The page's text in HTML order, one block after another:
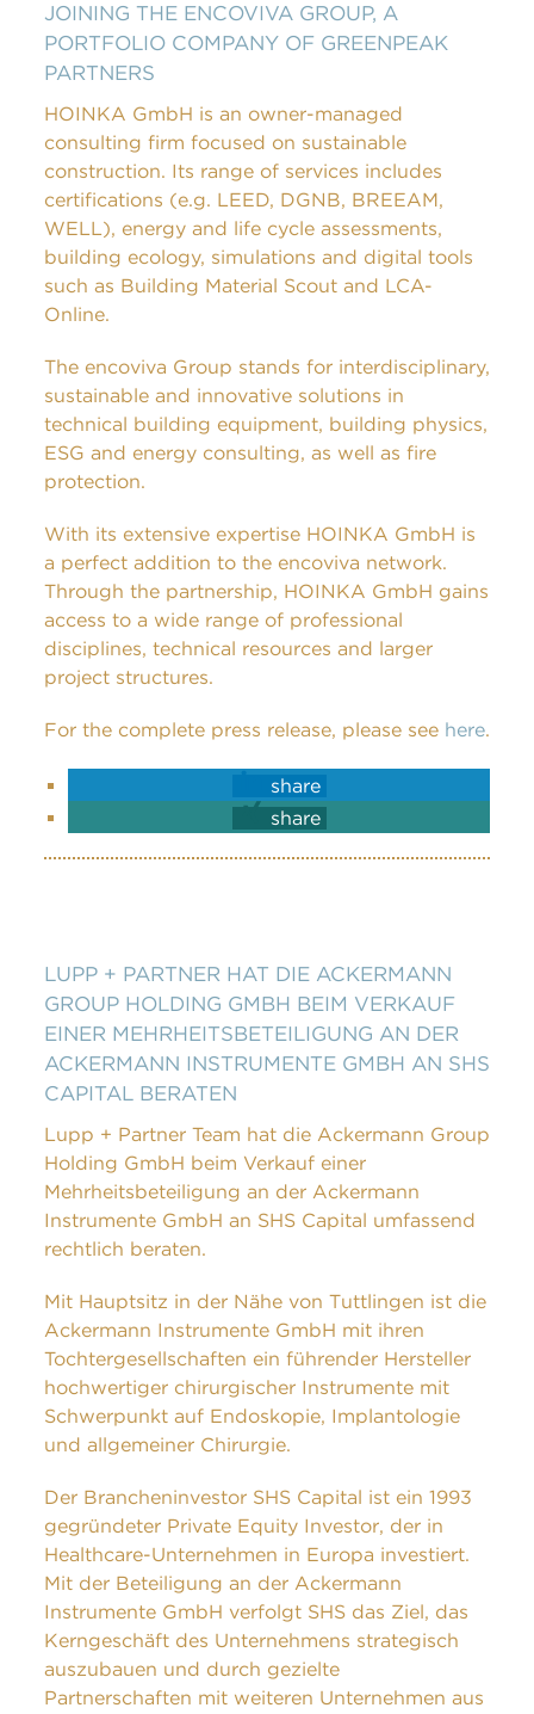
JOINING THE ENCOVIVA GROUP, A
PORTFOLIO COMPANY OF GREENPEAK
PARTNERS
HOINKA GmbH is an owner-managed
consulting firm focused on sustainable
construction. Its range of services includes
certifications (e.g. LEED, DGNB, BREEAM,
WELL), energy and life cycle assessments,
building ecology, simulations and digital tools
such as Building Material Scout and LCA-
Online.
The encoviva Group stands for interdisciplinary,
sustainable and innovative solutions in
technical building equipment, building physics,
ESG and energy consulting, as well as fire
protection.
With its extensive expertise HOINKA GmbH is
a perfect addition to the encoviva network.
Through the partnership, HOINKA GmbH gains
access to a wide range of professional
disciplines, technical resources and larger
project structures.
For the complete press release, please see here.
share
share
LUPP + PARTNER HAT DIE ACKERMANN
GROUP HOLDING GMBH BEIM VERKAUF
EINER MEHRHEITSBETEILIGUNG AN DER
ACKERMANN INSTRUMENTE GMBH AN SHS
CAPITAL BERATEN
Lupp + Partner Team hat die Ackermann Group
Holding GmbH beim Verkauf einer
Mehrheitsbeteiligung an der Ackermann
Instrumente GmbH an SHS Capital umfassend
rechtlich beraten.
Mit Hauptsitz in der Nähe von Tuttlingen ist die
Ackermann Instrumente GmbH mit ihren
Tochtergesellschaften ein führender Hersteller
hochwertiger chirurgischer Instrumente mit
Schwerpunkt auf Endoskopie, Implantologie
und allgemeiner Chirurgie.
Der Brancheninvestor SHS Capital ist ein 1993
gegründeter Private Equity Investor, der in
Healthcare-Unternehmen in Europa investiert.
Mit der Beteiligung an der Ackermann
Instrumente GmbH verfolgt SHS das Ziel, das
Kerngeschäft des Unternehmens strategisch
auszubauen und durch gezielte
Partnerschaften mit weiteren Unternehmen aus